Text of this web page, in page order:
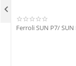
Ferroli SUN P7/
